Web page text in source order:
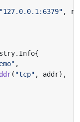
"127.0.0.1:6379" ,
. Info{
,
( "tcp" , addr),